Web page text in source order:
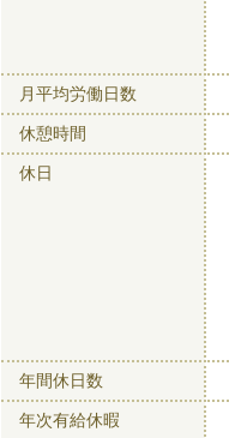
月平均労働日数
休憩時間
休日
年間休日数
年次有給休暇